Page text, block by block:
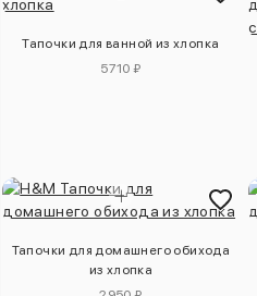
Тапочки для ванной из хлопка
5710 ₽
Тапочки для домашнего обихода
из хлопка